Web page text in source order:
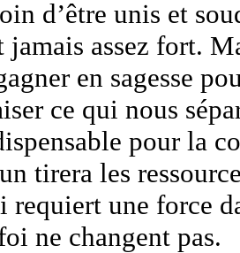
d’être unis et
jamais assez fort.
en sagesse
ce qui nous
pour la
tirera les
requiert une force
ne changent pas.